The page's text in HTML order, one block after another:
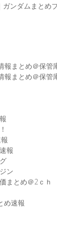
ガンダムまとめ
報まとめ＠保管
報まとめ＠保管
報
ン
まとめ＠2ｃｈ
め速報